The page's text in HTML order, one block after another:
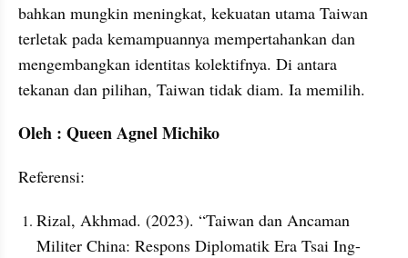
bahkan mungkin meningkat, kekuatan utama Taiwan
terletak pada kemampuannya mempertahankan dan
mengembangkan identitas kolektifnya. Di antara
tekanan dan pilihan, Taiwan tidak diam. Ia memilih.
Oleh : Queen Agnel Michiko
Referensi:
Rizal, Akhmad. (2023). “Taiwan dan Ancaman
Militer China: Respons Diplomatik Era Tsai Ing-